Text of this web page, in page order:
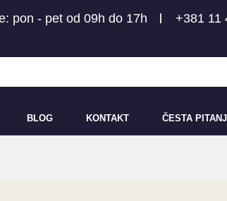
pon - pet od 09h do 17h +381 11
BLOG KONTAKT ČESTA